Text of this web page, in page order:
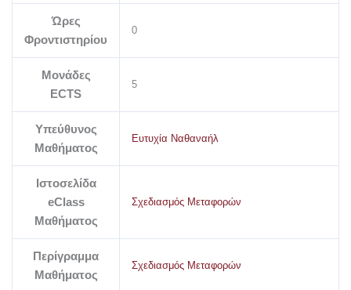
Ώρες
Φροντιστηρίου
0
Μονάδες
ECTS
5
Υπεύθυνος
Μαθήματος
Ευτυχία Ναθαναήλ
Ιστοσελίδα
eClass
Μαθήματος
Σχεδιασμός Μεταφορών
Περίγραμμα
Μαθήματος
Σχεδιασμός Μεταφορών